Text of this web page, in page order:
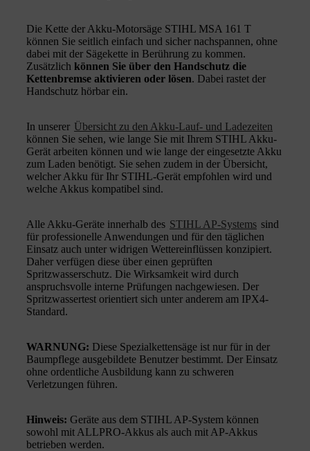
Die Kette der Akku-Motorsäge STIHL MSA 161 T
können Sie seitlich einfach und sicher nachspannen, ohne
dabei mit der Sägekette in Berührung zu kommen.
Zusätzlich können Sie über den Handschutz die
Kettenbremse aktivieren oder lösen. Dabei rastet der
Handschutz hörbar ein.
In unserer Übersicht zu den Akku-Lauf- und Ladezeiten
können Sie sehen, wie lange Sie mit Ihrem STIHL Akku-
Gerät arbeiten können und wie lange der eingesetzte Akku
zum Laden benötigt. Sie sehen zudem in der Übersicht,
welcher Akku für Ihr STIHL-Gerät empfohlen wird und
welche Akkus kompatibel sind.
Alle Akku-Geräte innerhalb des STIHL AP-Systems sind
für professionelle Anwendungen und für den täglichen
Einsatz auch unter widrigen Wettereinflüssen konzipiert.
Daher verfügen diese über einen geprüften
Spritzwasserschutz. Die Wirksamkeit wird durch
anspruchsvolle interne Prüfungen nachgewiesen. Der
Spritzwassertest orientiert sich unter anderem am IPX4-
Standard.
WARNUNG: Diese Spezialkettensäge ist nur für in der
Baumpflege ausgebildete Benutzer bestimmt. Der Einsatz
ohne ordentliche Ausbildung kann zu schweren
Verletzungen führen.
Hinweis: Geräte aus dem STIHL AP-System können
sowohl mit ALLPRO-Akkus als auch mit AP-Akkus
betrieben werden.